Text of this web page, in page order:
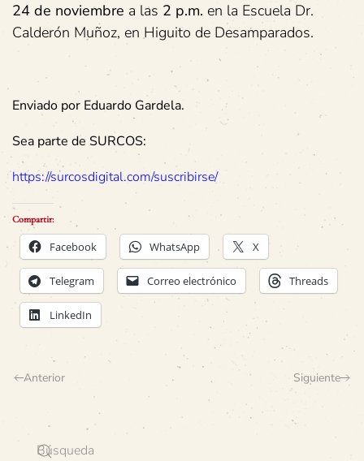
24 de noviembre a las 2 p.m. en la Escuela Dr.
Calderón Muñoz, en Higuito de Desamparados.
Enviado por Eduardo Gardela.
Sea parte de SURCOS:
https://surcosdigital.com/suscribirse/
Compartir:
Facebook WhatsApp X
Telegram Correo electrónico Threads
LinkedIn
Anterior Siguiente